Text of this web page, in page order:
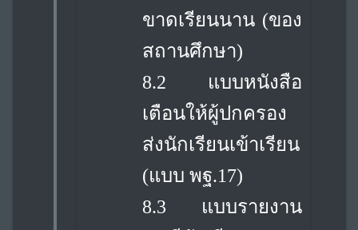
ขาดเรียนนาน (ของ
สถานศึกษา)
8.2 แบบหนังสือ
เตือนให้ผู้ปกครอง
ส่งนักเรียนเข้าเรียน
(แบบ พฐ.17)
8.3 แบบรายงาน